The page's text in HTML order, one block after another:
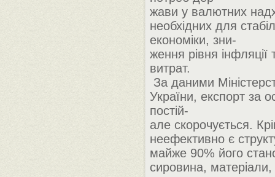
жави у валютних
необхідних для
економіки, зни-
ження рівня
витрат.
За даними
України, експорт за
постій-
але скорочується.
неефективно є
майже 90% його
сировина,